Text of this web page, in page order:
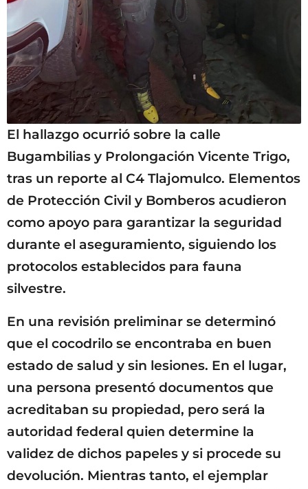
El hallazgo ocurrió sobre la calle
Bugambilias y Prolongación Vicente Trigo,
tras un reporte al C4 Tlajomulco. Elementos
de Protección Civil y Bomberos acudieron
como apoyo para garantizar la seguridad
durante el aseguramiento, siguiendo los
protocolos establecidos para fauna
silvestre.
En una revisión preliminar se determinó
que el cocodrilo se encontraba en buen
estado de salud y sin lesiones. En el lugar,
una persona presentó documentos que
acreditaban su propiedad, pero será la
autoridad federal quien determine la
validez de dichos papeles y si procede su
devolución. Mientras tanto, el ejemplar